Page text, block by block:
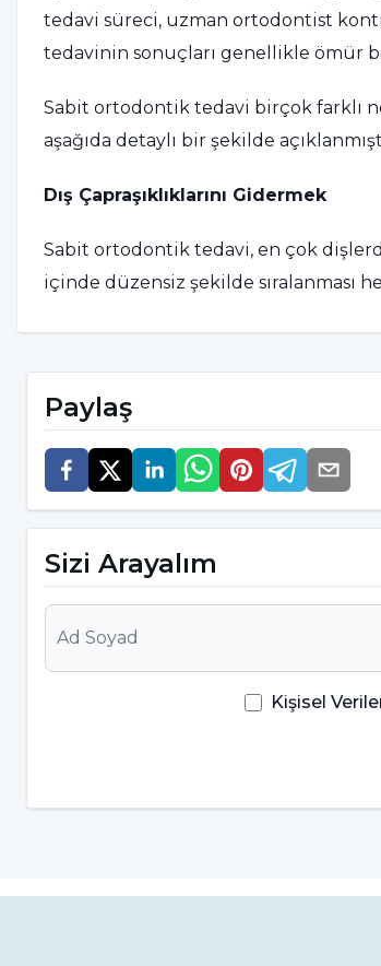
tedavi süreci, uzman ortodontist
tedavinin sonuçları genellikle ömür
Sabit ortodontik tedavi birçok farklı
aşağıda detaylı bir şekilde
Dış Çapraşıklıklarını Gidermek
Sabit ortodontik tedavi, en çok
içinde düzensiz şekilde sıralanması
hizalanır ve ağız bakımının daha kolay
Çene Bozukluklarını Düzeltmek
yöntemdir. Çene bozuklukları
konuşma ve nefes alma gibi temel
çözüm sunar. Bu kapanış
Paylaş
Sizi Arayalım
Kişisel